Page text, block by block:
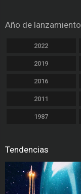
Año de lanzamiento
2022
2019
2016
2011
1987
Tendencias